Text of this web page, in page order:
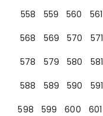
558
559 560 561
568
569 570 571
578
579 580 581
588
589 590 591
598
599 600 601